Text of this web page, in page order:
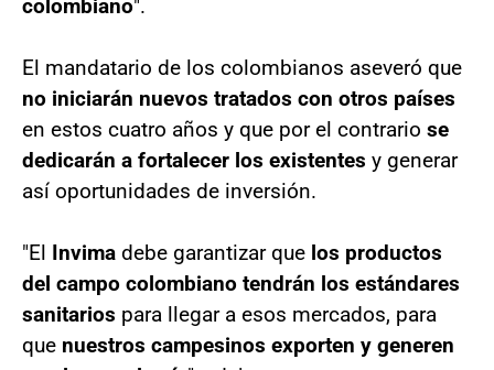
colombiano".
El mandatario de los colombianos aseveró que
no iniciarán nuevos tratados con otros países
en estos cuatro años y que por el contrario se
dedicarán a fortalecer los existentes y generar
así oportunidades de inversión.
"El Invima debe garantizar que los productos
del campo colombiano tendrán los estándares
sanitarios para llegar a esos mercados, para
que nuestros campesinos exporten y generen